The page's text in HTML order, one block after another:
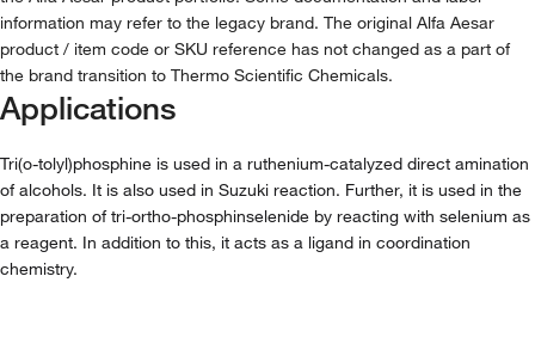
information may refer to the legacy brand. The original Alfa Aesar
product / item code or SKU reference has not changed as a part of
the brand transition to Thermo Scientific Chemicals.
Applications
Tri(o-tolyl)phosphine is used in a ruthenium-catalyzed direct amination
of alcohols. It is also used in Suzuki reaction. Further, it is used in the
preparation of tri-ortho-phosphinselenide by reacting with selenium as
a reagent. In addition to this, it acts as a ligand in coordination
chemistry.